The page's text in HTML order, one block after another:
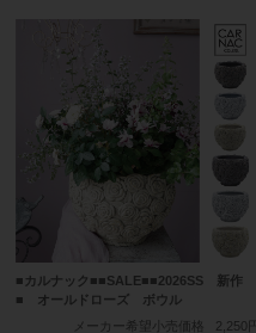
■カルナック■■SALE■■2026SS 新作
■ オールドローズ ボウル
メーカー希望小売価格
2,250円